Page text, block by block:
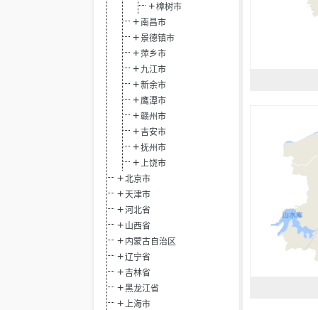
樟树市
南昌市
景德镇市
萍乡市
九江市
新余市
鹰潭市
赣州市
吉安市
抚州市
上饶市
北京市
天津市
河北省
山西省
内蒙古自治区
辽宁省
吉林省
黑龙江省
上海市